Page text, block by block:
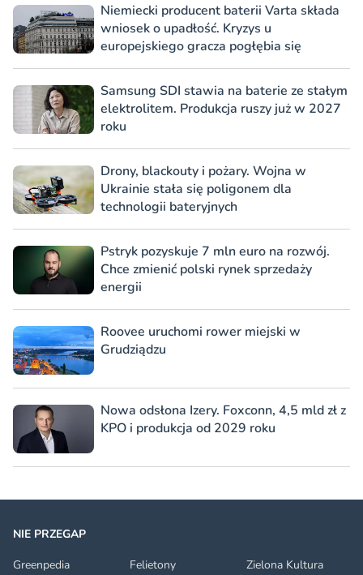
Niemiecki producent baterii Varta składa
wniosek o upadłość. Kryzys u
europejskiego gracza pogłębia się
Samsung SDI stawia na baterie ze stałym
elektrolitem. Produkcja ruszy już w 2027
roku
Drony, blackouty i pożary. Wojna w
Ukrainie stała się poligonem dla
technologii bateryjnych
Pstryk pozyskuje 7 mln euro na rozwój.
Chce zmienić polski rynek sprzedaży
energii
Roovee uruchomi rower miejski w
Grudziądzu
Nowa odsłona Izery. Foxconn, 4,5 mld zł z
KPO i produkcja od 2029 roku
NIE PRZEGAP
Greenpedia
Felietony Zielona Kultura